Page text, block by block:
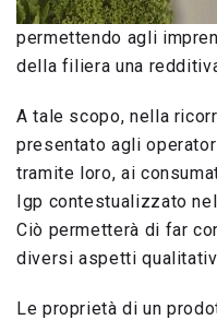
permettendo agli
della filiera una
A tale scopo, nella
presentato agli
tramite loro, ai
Igp contestualizzato
Ciò permetterà di far
diversi aspetti
Le proprietà di un